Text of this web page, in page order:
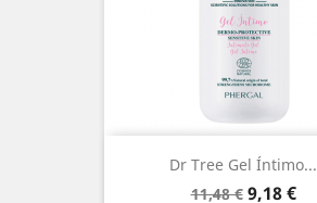
Dr Tree Gel Íntimo...
Precio
11,48 € Precio
9,18 €